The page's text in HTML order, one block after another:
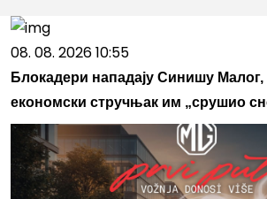
08. 08. 2026 10:55
Блокадери нападају Синишу
економски стручњак им „срушио